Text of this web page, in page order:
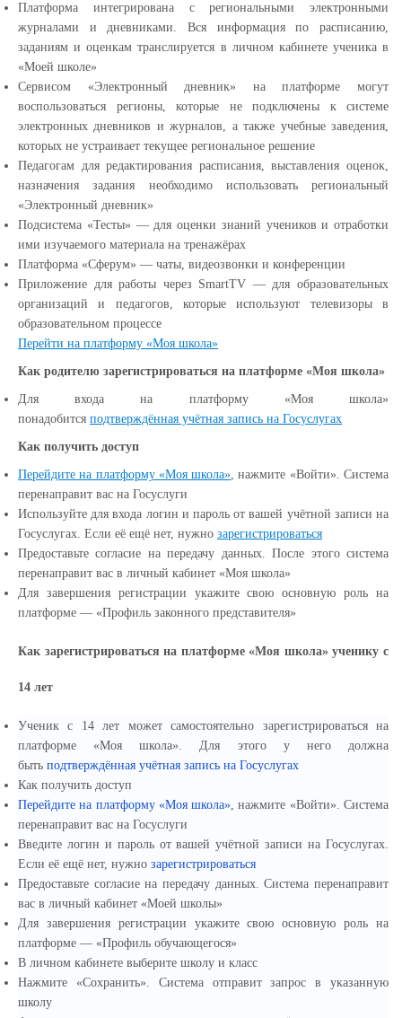
Платформа интегрирована с региональными электронными
журналами и дневниками. Вся информация по расписанию,
заданиям и оценкам транслируется в личном кабинете ученика в
«Моей школе»
Сервисом «Электронный дневник» на платформе могут
воспользоваться регионы, которые не подключены к системе
электронных дневников и журналов, а также учебные заведения,
которых не устраивает текущее региональное решение
Педагогам для редактирования расписания, выставления оценок,
назначения задания необходимо использовать региональный
«Электронный дневник»
Подсистема «Тесты» — для оценки знаний учеников и отработки
ими изучаемого материала на тренажёрах
Платформа «Сферум» — чаты, видеозвонки и конференции
Приложение для работы через SmartTV — для образовательных
организаций и педагогов, которые используют телевизоры в
образовательном процессе
Перейти на платформу «Моя школа»
Как родителю зарегистрироваться на платформе «Моя школа»
Для входа на платформу «Моя школа»
понадобится подтверждённая учётная запись на Госуслугах
Как получить доступ
Перейдите на платформу «Моя школа», нажмите «Войти». Система
перенаправит вас на Госуслуги
Используйте для входа логин и пароль от вашей учётной записи на
Госуслугах. Если её ещё нет, нужно зарегистрироваться
Предоставьте согласие на передачу данных. После этого система
перенаправит вас в личный кабинет «Моя школа»
Для завершения регистрации укажите свою основную роль на
платформе — «Профиль законного представителя»
Как зарегистрироваться на платформе «Моя школа» ученику с
14 лет
Ученик с 14 лет может самостоятельно зарегистрироваться на
платформе «Моя школа». Для этого у него должна
быть подтверждённая учётная запись на Госуслугах
Как получить доступ
Перейдите на платформу «Моя школа», нажмите «Войти». Система
перенаправит вас на Госуслуги
Введите логин и пароль от вашей учётной записи на Госуслугах.
Если её ещё нет, нужно зарегистрироваться
Предоставьте согласие на передачу данных. Система перенаправит
вас в личный кабинет «Моей школы»
Для завершения регистрации укажите свою основную роль на
платформе — «Профиль обучающегося»
В личном кабинете выберите школу и класс
Нажмите «Сохранить». Система отправит запрос в указанную
школу